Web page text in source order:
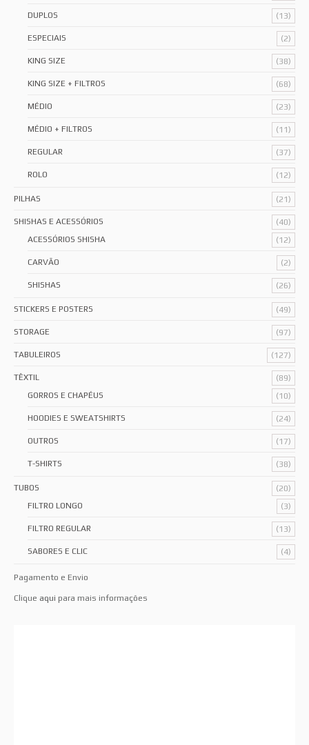
DUPLOS (13)
ESPECIAIS (2)
KING SIZE (38)
KING SIZE + FILTROS (68)
MÉDIO (23)
MÉDIO + FILTROS (11)
REGULAR (37)
ROLO (12)
PILHAS (21)
SHISHAS E ACESSÓRIOS
(40)
ACESSÓRIOS SHISHA
(12)
CARVÃO (2)
SHISHAS (26)
STICKERS E POSTERS (49)
STORAGE (97)
TABULEIROS (127)
TÊXTIL
(89)
GORROS E CHAPÉUS
(10)
HOODIES E SWEATSHIRTS (24)
OUTROS (17)
T-SHIRTS (38)
TUBOS
(20)
FILTRO LONGO
(3)
FILTRO REGULAR (13)
SABORES E CLIC (4)
Pagamento e Envio
Clique aqui para mais informações